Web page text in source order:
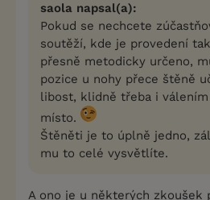
saola napsal(a):
Pokud se nechcete
soutěží, kde je provedení
přesně metodicky určeno,
pozice u nohy přece štěně
libost, klidně třeba i válením
místo.
Štěněti je to úplně jedno,
mu to celé vysvětlíte.
A ono je u některých zkoušek